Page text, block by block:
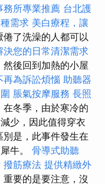
務所專業推薦 台北護
需求 美白療程，讓
倦了洗澡的人都可以
決您的日常清潔需求
後回到加熱的小屋
再為訴訟煩惱 助聽器
脹氣按摩服務 長照
在冬季，由於寒冷的
少，因此值得穿衣
是，此事件發生在
牛。 骨導式助聽
撥筋療法 提供精緻外
重要的是要注意，沒